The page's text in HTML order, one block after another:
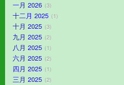
一月 2026 3
十二月 2025 1
十月 2025 3
九月 2025 2
八月 2025 1
六月 2025 2
四月 2025 1
三月 2025 2